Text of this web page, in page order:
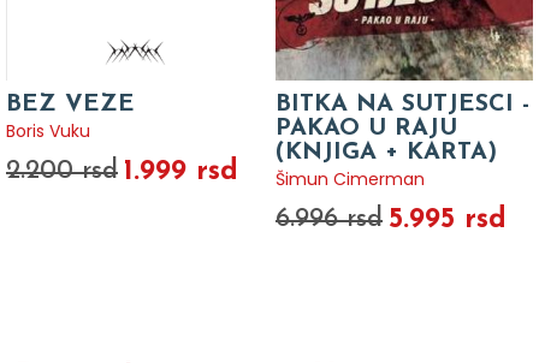
BEZ VEZE
Boris Vuku
2.200 rsd 1.999 rsd
BITKA NA SUTJESCI -
PAKAO U RAJU
(KNJIGA + KARTA)
Šimun Cimerman
6.996 rsd 5.995 rsd